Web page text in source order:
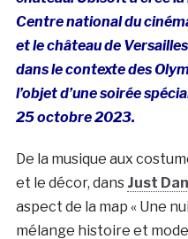
Centre national du
et le château de
dans le contexte des
l’objet d’une soirée
25 octobre 2023.
De la musique aux
et le décor, dans Just
aspect de la map « Une
mélange histoire et